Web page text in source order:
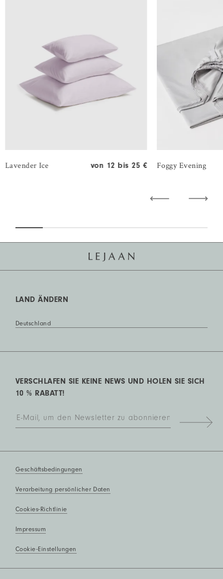
Gentle Reflection 50% Leinen / 30% TENCEL™️ Lyocell
Natural Twist 50% Leinen / 30% TENCEL™️ Lyocell /
Spice Labyrint 100% Baumwolle
Lavender Ice von 12 bis 25 € Foggy Evening
LAND ÄNDERN
Deutschland
VERSCHLAFEN SIE KEINE NEWS UND HOLEN SIE SICH
10 % RABATT!
Geschäftsbedingungen
Verarbeitung persönlicher Daten
Cookies-Richtlinie
Impressum
Cookie-Einstellungen